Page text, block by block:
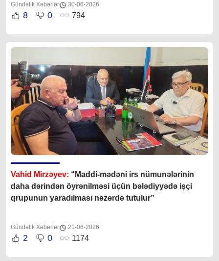
Gündəlik Xəbərlər 30-06-2026
8 0 794
Vahid Mirzəyev: “Maddi-mədəni irs nümunələrinin
daha dərindən öyrənilməsi üçün bələdiyyədə işçi
qrupunun yaradılması nəzərdə tutulur”
Gündəlik Xəbərlər 21-06-2026
2 0 1174